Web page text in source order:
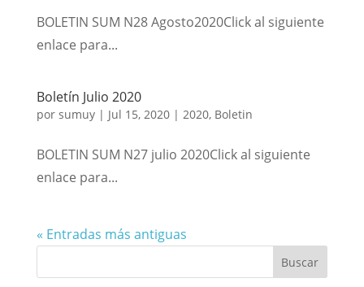
BOLETIN SUM N28 Agosto2020Click al siguiente
enlace para...
Boletín Julio 2020
por sumuy| Jul 15, 2020| 2020, Boletin
BOLETIN SUM N27 julio 2020Click al siguiente
enlace para...
« Entradas más antiguas